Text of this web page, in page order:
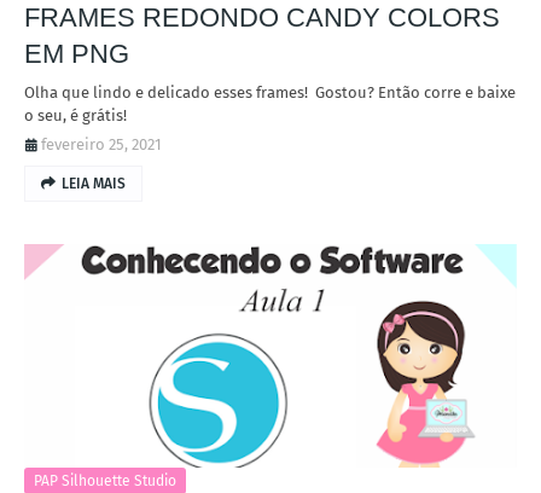
FRAMES REDONDO CANDY COLORS
EM PNG
Olha que lindo e delicado esses frames! Gostou? Então corre e baixe
o seu, é grátis!
fevereiro 25, 2021
LEIA MAIS
PAP Silhouette Studio